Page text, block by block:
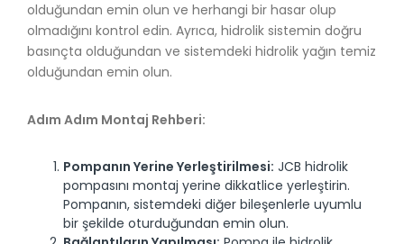
olduğundan emin olun ve herhangi bir hasar olup
olmadığını kontrol edin. Ayrıca, hidrolik sistemin doğru
basınçta olduğundan ve sistemdeki hidrolik yağın temiz
olduğundan emin olun.
Adım Adım Montaj Rehberi:
Pompanın Yerine Yerleştirilmesi: JCB hidrolik
pompasını montaj yerine dikkatlice yerleştirin.
Pompanın, sistemdeki diğer bileşenlerle uyumlu
bir şekilde oturduğundan emin olun.